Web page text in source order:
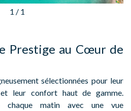
1 / 1
Prestige au Cœur de
sélectionnées pour leur
leur confort haut de gamme.
chaque matin avec une vue